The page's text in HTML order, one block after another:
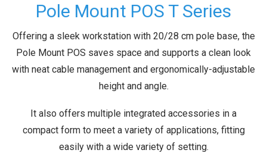
Pole Mount POS T Series
Offering a sleek workstation with 20/28 cm pole base, the
Pole Mount POS saves space and supports a clean look
with neat cable management and ergonomically-adjustable
height and angle.
It also offers multiple integrated accessories in a
compact form to meet a variety of applications, fitting
easily with a wide variety of setting.